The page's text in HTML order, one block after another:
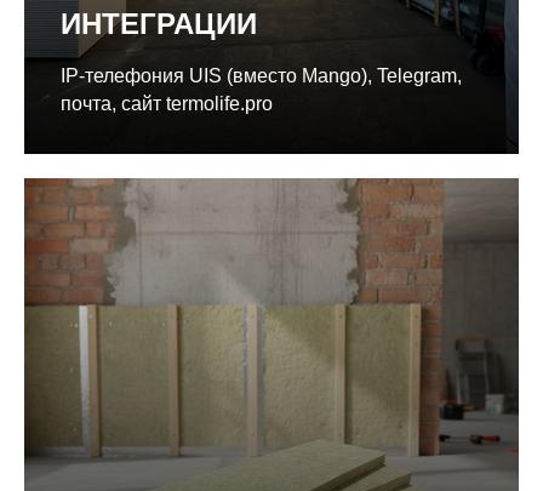
ИНТЕГРАЦИИ
IP-телефония UIS (вместо Mango), Telegram,
почта, сайт termolife.pro